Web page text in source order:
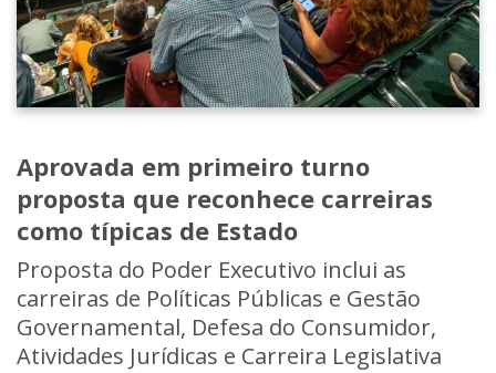
Aprovada em primeiro turno
proposta que reconhece carreiras
como típicas de Estado
Proposta do Poder Executivo inclui as
carreiras de Políticas Públicas e Gestão
Governamental, Defesa do Consumidor,
Atividades Jurídicas e Carreira Legislativa